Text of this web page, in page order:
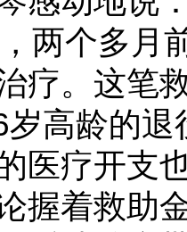
两个多月
疗。这笔
岁高龄的
医疗开支
握着救助